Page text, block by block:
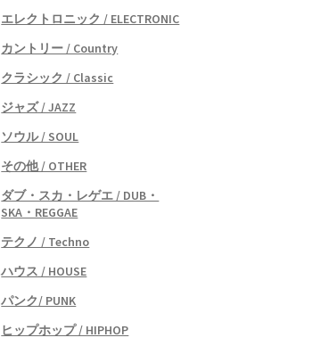
エレクトロニック / ELECTRONIC
カントリー / Country
クラシック / Classic
ジャズ / JAZZ
ソウル / SOUL
その他 / OTHER
ダブ・スカ・レゲエ / DUB・
SKA・REGGAE
テクノ / Techno
ハウス / HOUSE
パンク/ PUNK
ヒップホップ / HIPHOP